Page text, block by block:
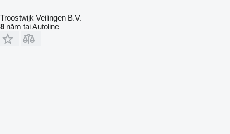
Troostwijk Veilingen B.V.
8 năm tại Autoline